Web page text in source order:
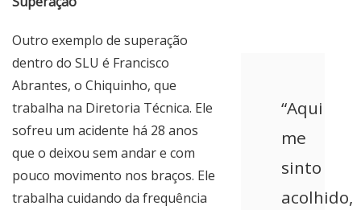
“Aqui
me
sinto
acolhido,
Outro exemplo de superação
dentro do SLU é Francisco
Abrantes, o Chiquinho, que
trabalha na Diretoria Técnica. Ele
sofreu um acidente há 28 anos
que o deixou sem andar e com
pouco movimento nos braços. Ele
trabalha cuidando da frequência